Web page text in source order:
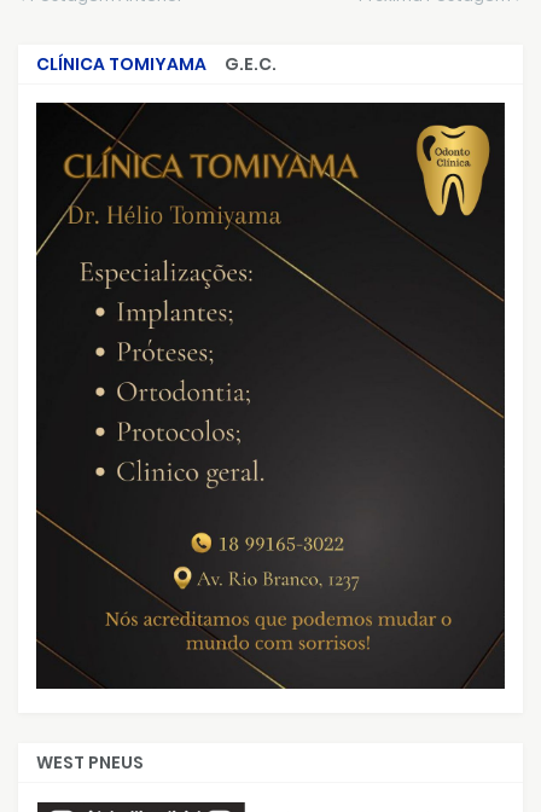
CLÍNICA TOMIYAMA
G.E.C.
CRIMES QUE ABALARAM O BRASIL
WEST PNEUS